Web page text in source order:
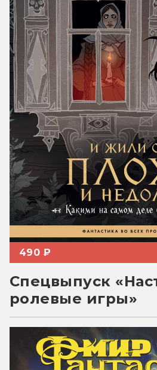
490 ₽
Спецвыпуск
ролевые игры»